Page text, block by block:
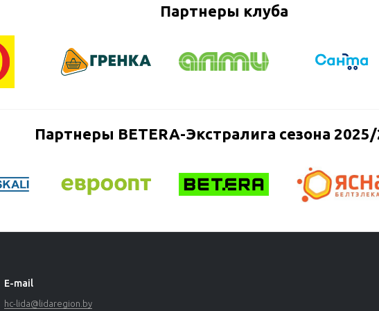
Партнеры клуба
Партнеры BETERA-Экстралига сезона
E-mail
hc-lida@lidaregion.by